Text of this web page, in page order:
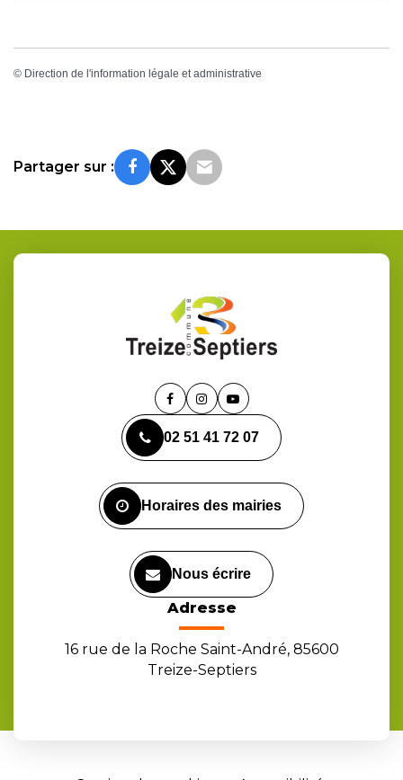
© Direction de l'information légale et administrative
Partager sur :
Lien
le
compte
Lien
le
compte
Lien
la
chaîne
02 51 41 72 07
Horaires des mairies
Nous écrire
Adresse
16 rue de la Roche Saint-André, 85600
Treize-Septiers